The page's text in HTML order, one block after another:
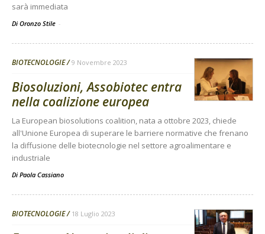
sarà immediata
Di Oronzo Stile -
BIOTECNOLOGIE 9 Novembre 2023
Biosoluzioni, Assobiotec entra
nella coalizione europea
La European biosolutions coalition, nata a ottobre 2023, chiede
all'Unione Europea di superare le barriere normative che frenano
la diffusione delle biotecnologie nel settore agroalimentare e
industriale
Di Paola Cassiano
BIOTECNOLOGIE 18 Luglio 2023